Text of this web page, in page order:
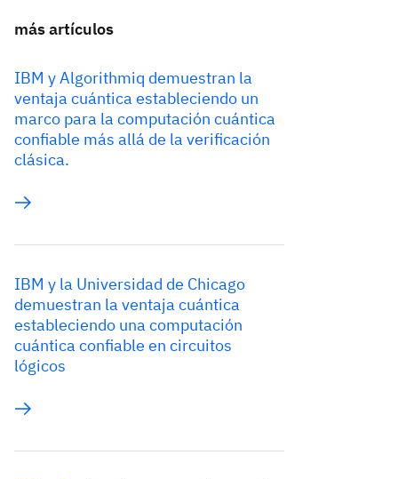
más artículos
IBM y Algorithmiq demuestran la
ventaja cuántica estableciendo un
marco para la computación cuántica
confiable más allá de la verificación
clásica.
IBM y la Universidad de Chicago
demuestran la ventaja cuántica
estableciendo una computación
cuántica confiable en circuitos
lógicos